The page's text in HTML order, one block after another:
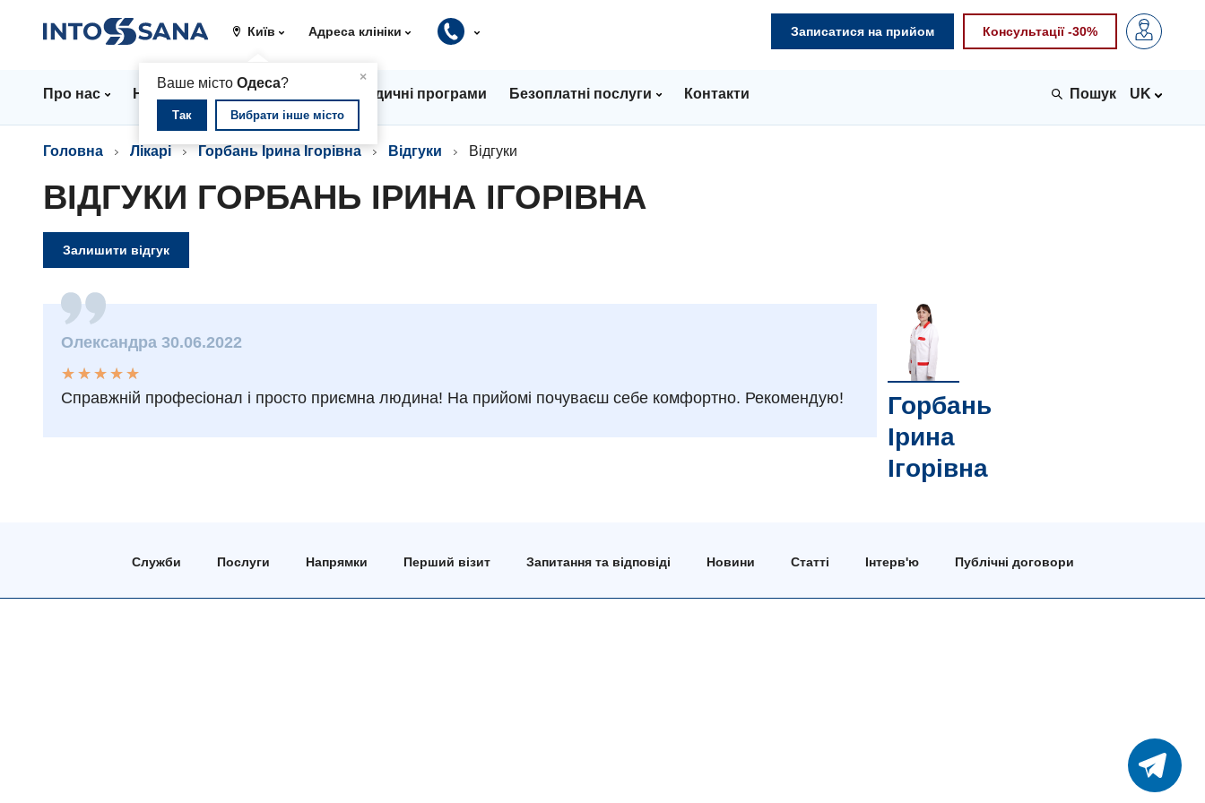
Київ
×
Ваше місто Одеса?
Так Вибрати інше місто
Адреса клініки Записатися на прийом Консультації -30%
Про нас Напрямки Ціни Медичні програми Безоплатні послуги Контакти UK
Головна Лікарі Горбань Ірина Ігорівна Відгуки Відгуки
ВІДГУКИ ГОРБАНЬ ІРИНА ІГОРІВНА
Залишити відгук
Олександра 30.06.2022
★
★
★
★
★
★ ★ ★ ★ ★
Справжній професіонал і просто приємна людина! На прийомі почуваєш себе комфортно. Рекомендую!
Горбань
Ірина
Ігорівна
Служби Послуги Напрямки Перший візит Запитання та відповіді Новини Статті Інтерв'ю Публічні договори